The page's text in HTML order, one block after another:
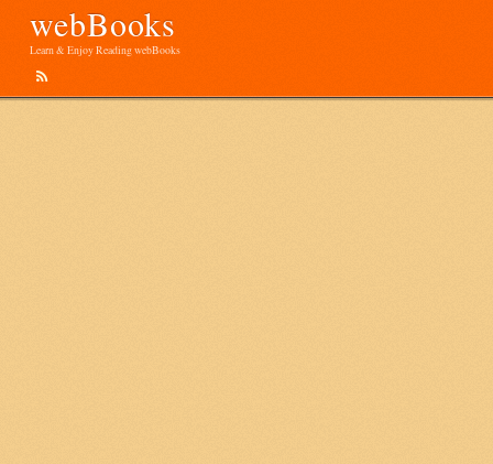
webBooks
Learn & Enjoy Reading webBooks